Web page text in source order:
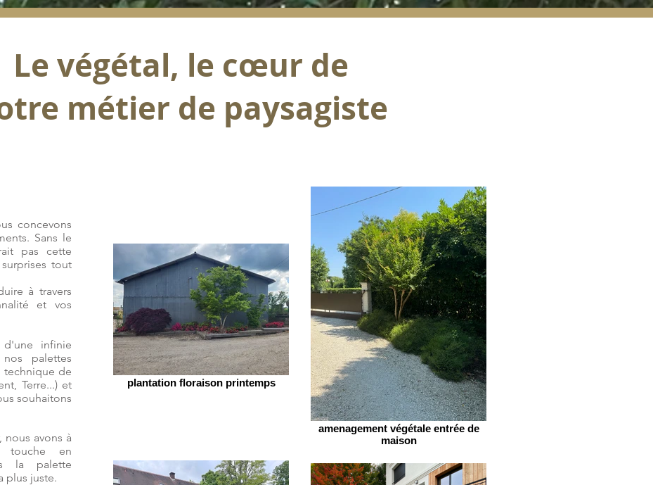
Le végétal, le cœur de
métier de paysagiste
concevons
Sans le
pas cette
tout
à travers
et vos
infinie
palettes
technique de
Terre...) et
souhaitons
nous avons à
touche en
la palette
plus juste.
plantation floraison printemps
amenagement végétale entrée de
maison